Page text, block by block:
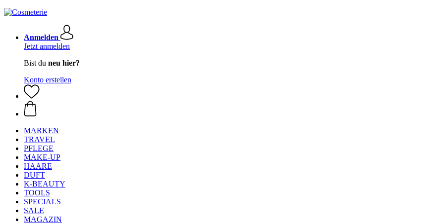
Anmelden
Jetzt anmelden
Bist du neu hier?
Konto erstellen
MARKEN
TRAVEL
PFLEGE
MAKE-UP
HAARE
DUFT
K-BEAUTY
TOOLS
SPECIALS
SALE
MAGAZIN